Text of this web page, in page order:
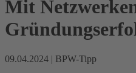
Mit
09.04.2024 | BPW-Tipp